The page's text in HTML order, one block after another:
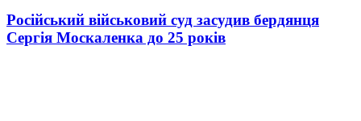
Російський військовий суд засудив бердянця
Сергія Москаленка до 25 років